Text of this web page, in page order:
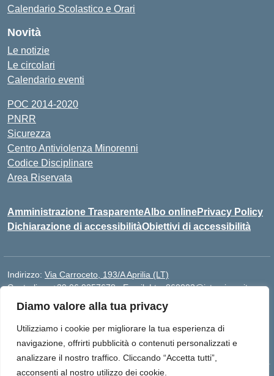
Diamo valore alla tua privacy
Utilizziamo i cookie per migliorare la tua esperienza di
navigazione, offrirti pubblicità o contenuti personalizzati e
analizzare il nostro traffico. Cliccando “Accetta tutti”,
acconsenti al nostro utilizzo dei cookie.
Calendario Scolastico e Orari
Novità
Le notizie
Le circolari
Calendario eventi
POC 2014-2020
PNRR
Sicurezza
Centro Antiviolenza Minorenni
Codice Disciplinare
Area Riservata
Amministrazione TrasparenteAlbo onlinePrivacy Policy
Dichiarazione di accessibilitàObiettivi di accessibilità
Indirizzo: Via Carroceto, 193/A Aprilia (LT)
Centralino:+39 06 9257678 Email:Ltps060002@istruzione.it
Posta elettronica certificata (PEC):Ltps060002@pec.istruzione.it
Codice meccanografico:
LTPS060002